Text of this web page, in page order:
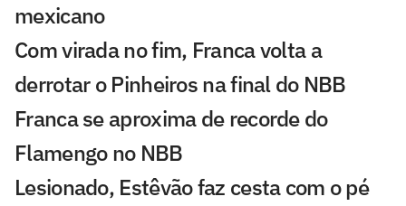
mexicano
Com virada no fim, Franca volta a
derrotar o Pinheiros na final do NBB
Franca se aproxima de recorde do
Flamengo no NBB
Lesionado, Estêvão faz cesta com o pé